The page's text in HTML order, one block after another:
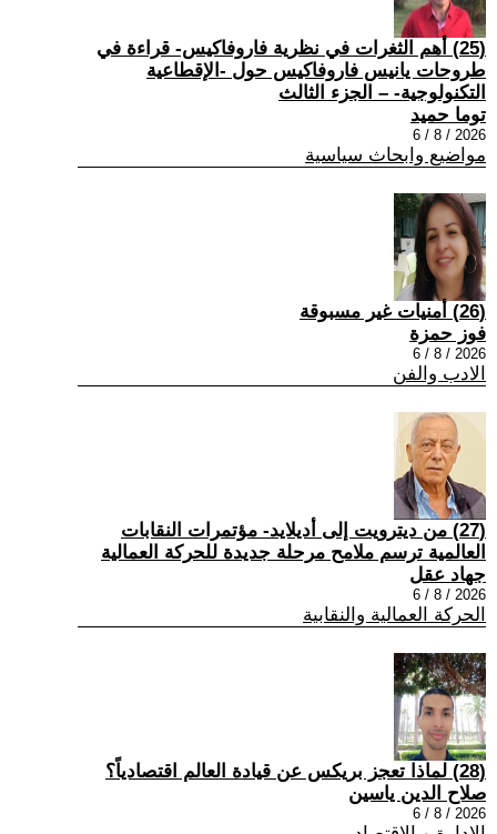
(25) أهم الثغرات في نظرية فاروفاكيس- قراءة في
طروحات يانيس فاروفاكيس حول -الإقطاعية
التكنولوجية- – الجزء الثالث
توما حميد
2026 / 8 / 6
مواضيع وابحاث سياسية
(26) أمنيات غير مسبوقة
فوز حمزة
2026 / 8 / 6
الادب والفن
(27) من ديترويت إلى أديلايد- مؤتمرات النقابات
العالمية ترسم ملامح مرحلة جديدة للحركة العمالية
جهاد عقل
2026 / 8 / 6
الحركة العمالية والنقابية
(28) لماذا تعجز بريكس عن قيادة العالم اقتصادياً؟
صلاح الدين ياسين
2026 / 8 / 6